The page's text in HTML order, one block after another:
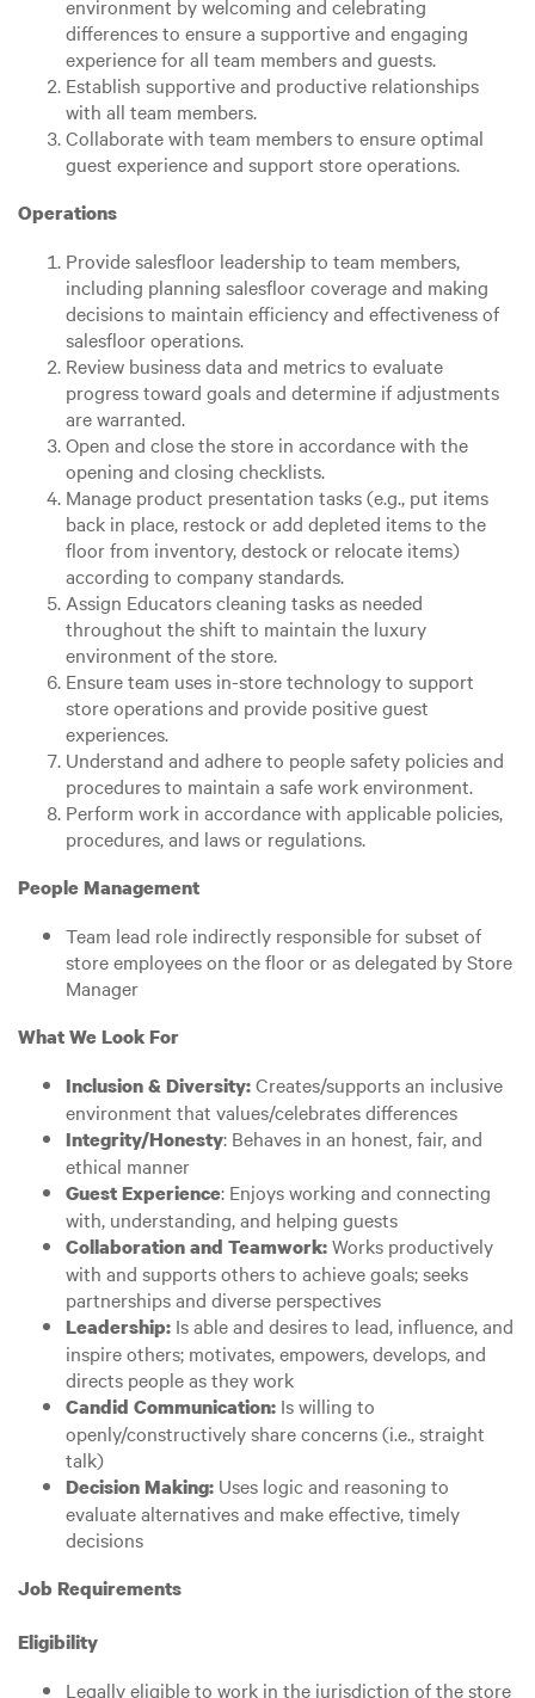
environment by welcoming and celebrating
differences to ensure a supportive and engaging
experience for all team members and guests.
Establish supportive and productive relationships
with all team members.
Collaborate with team members to ensure optimal
guest experience and support store operations.
Operations
Provide salesfloor leadership to team members,
including planning salesfloor coverage and making
decisions to maintain efficiency and effectiveness of
salesfloor operations.
Review business data and metrics to evaluate
progress toward goals and determine if adjustments
are warranted.
Open and close the store in accordance with the
opening and closing checklists.
Manage product presentation tasks (e.g., put items
back in place, restock or add depleted items to the
floor from inventory, destock or relocate items)
according to company standards.
Assign Educators cleaning tasks as needed
throughout the shift to maintain the luxury
environment of the store.
Ensure team uses in-store technology to support
store operations and provide positive guest
experiences.
Understand and adhere to people safety policies and
procedures to maintain a safe work environment.
Perform work in accordance with applicable policies,
procedures, and laws or regulations.
People Management
Team lead role indirectly responsible for subset of
store employees on the floor or as delegated by Store
Manager
What We Look For
Inclusion & Diversity:Creates/supports an inclusive
environment that values/celebrates differences
Integrity/Honesty: Behaves in an honest, fair, and
ethical manner
Guest Experience: Enjoys working and connecting
with, understanding, and helping guests
Collaboration and Teamwork:Works productively
with and supports others to achieve goals; seeks
partnerships and diverse perspectives
Leadership: Is able and desires to lead, influence, and
inspire others; motivates, empowers, develops, and
directs people as they work
Candid Communication: Is willing to
openly/constructively share concerns (i.e., straight
talk)
Decision Making: Uses logic and reasoning to
evaluate alternatives and make effective, timely
decisions
Job Requirements
Eligibility
Legally eligible to work in the jurisdiction of the store